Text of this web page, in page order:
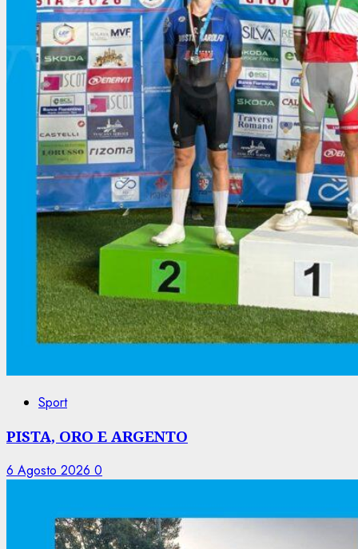
Sport
PISTA, ORO E ARGENTO
6 Agosto 2026 0